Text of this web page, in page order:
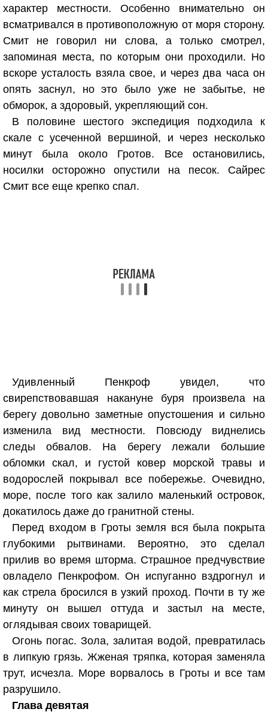
характер местности. Особенно внимательно он
всматривался в противоположную от моря сторону.
Смит не говорил ни слова, а только смотрел,
запоминая места, по которым они проходили. Но
вскоре усталость взяла свое, и через два часа он
опять заснул, но это было уже не забытье, не
обморок, а здоровый, укрепляющий сон.
В половине шестого экспедиция подходила к
скале с усеченной вершиной, и через несколько
минут была около Гротов. Все остановились,
носилки осторожно опустили на песок. Сайрес
Смит все еще крепко спал.
Удивленный Пенкроф увидел, что
свирепствовавшая накануне буря произвела на
берегу довольно заметные опустошения и сильно
изменила вид местности. Повсюду виднелись
следы обвалов. На берегу лежали большие
обломки скал, и густой ковер морской травы и
водорослей покрывал все побережье. Очевидно,
море, после того как залило маленький островок,
докатилось даже до гранитной стены.
Перед входом в Гроты земля вся была покрыта
глубокими рытвинами. Вероятно, это сделал
прилив во время шторма. Страшное предчувствие
овладело Пенкрофом. Он испуганно вздрогнул и
как стрела бросился в узкий проход. Почти в ту же
минуту он вышел оттуда и застыл на месте,
оглядывая своих товарищей.
Огонь погас. Зола, залитая водой, превратилась
в липкую грязь. Жженая тряпка, которая заменяла
трут, исчезла. Море ворвалось в Гроты и все там
разрушило.
Глава девятая